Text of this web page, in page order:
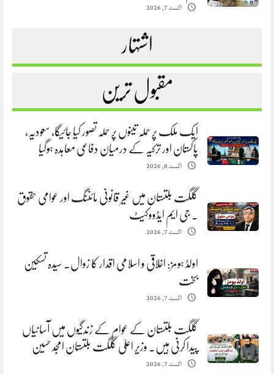
اگست 7, 2026
اشتہار
مقبول ترین
ایک ملک پر حملہ تینوں پر حملہ تصور کیا جائیگا، سعودیہ،
پاکستان اور ترکیہ کے درمیان دفاعی معاہدہ ہوگیا
اگست 8, 2026
گلگت بلتستان میں غیر قانونی مائننگ اور عوامی حقوق
. جی ایم ایڈووکیٹ
اگست 7, 2026
اولڈ ہومز: اخلاقی و اسلامی اقدار کا زوال. سیدہ تسکین
بخت
اگست 7, 2026
گلگت بلتستان کے عوام کے زندگیوں میں آسانیاں
پیدا کرنی ہیں. وزیر اعلیٰ گلگت بلتستان امجد حسین
اگست 7, 2026